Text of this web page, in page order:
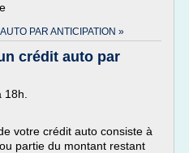
PAR ANTICIPATION »
crédit auto par
votre crédit auto consiste à
partie du montant restant